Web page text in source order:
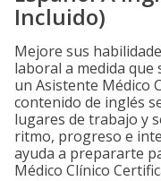
Incluido)
Mejore sus
laboral a medida que
un Asistente Médico
contenido de inglés
lugares de trabajo y
ritmo, progreso e
ayuda a prepararte
Médico Clínico